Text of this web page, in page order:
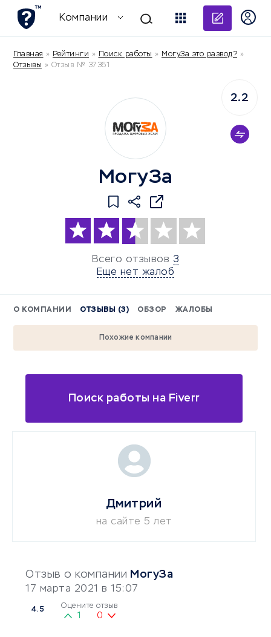
Компании
Главная » Рейтинги » Поиск работы » МогуЗа это развод? »
Отзывы » Отзыв № 37361
МогуЗа
Всего отзывов 3
Еще нет жалоб
2.2
О КОМПАНИИ ОТЗЫВЫ (3) ОБЗОР ЖАЛОБЫ
Похожие компании
Поиск работы на Fiverr
Отзыв о компании МогуЗа
17 марта 2021 в 15:07
4.5 Оцените отзыв
1 0
Дмитрий
на сайте 5 лет